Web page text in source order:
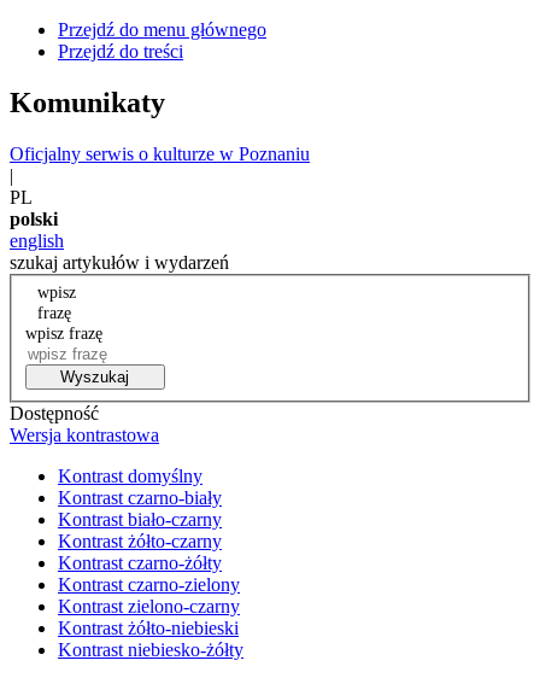
Przejdź do menu głównego
Przejdź do treści
Komunikaty
Oficjalny serwis o kulturze w Poznaniu
|
PL
polski
english
szukaj artykułów i wydarzeń
wpisz
frazę
wpisz frazę
Wyszukaj
Dostępność
Wersja kontrastowa
Kontrast domyślny
Kontrast czarno-biały
Kontrast biało-czarny
Kontrast żółto-czarny
Kontrast czarno-żółty
Kontrast czarno-zielony
Kontrast zielono-czarny
Kontrast żółto-niebieski
Kontrast niebiesko-żółty